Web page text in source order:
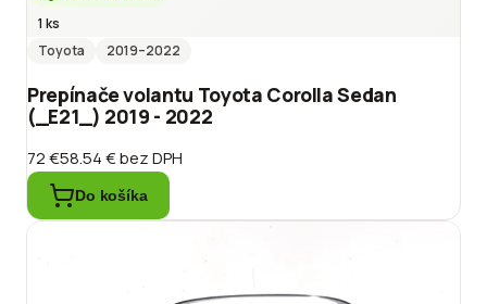
1 ks
Toyota
2019–2022
Prepínače volantu Toyota Corolla Sedan
(_E21_) 2019 - 2022
72 €58.54 €bez DPH
Do košíka